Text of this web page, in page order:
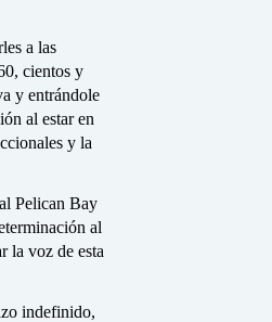
a las
cientos y
y entrándole
al estar en
y la
Pelican Bay
al
la voz de esta
indefinido,